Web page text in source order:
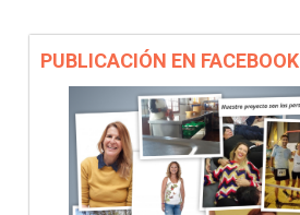
PUBLICACIÓN EN FACEBOOK